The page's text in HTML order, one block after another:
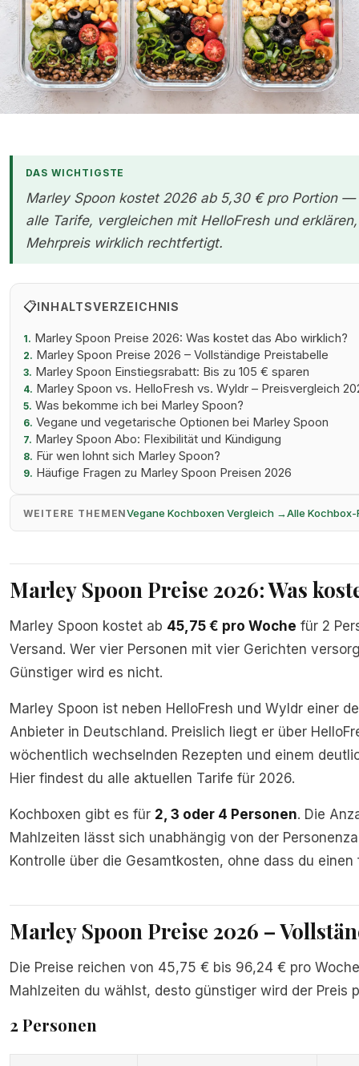
Frisch zubereitetes Gericht auf einem Teller — Marley Spoon
Premium Kochbox Preisvergleich 2026
DAS WICHTIGSTE
Marley Spoon kostet 2026 ab 5,30 € pro Portion —
alle Tarife, vergleichen mit HelloFresh und
Mehrpreis wirklich rechtfertigt.
📋INHALTSVERZEICHNIS
1. Marley Spoon Preise 2026: Was kostet das Abo wirklich?
2. Marley Spoon Preise 2026 – Vollständige Preistabelle
3. Marley Spoon Einstiegsrabatt: Bis zu 105 € sparen
4. Marley Spoon vs. HelloFresh vs. Wyldr – Preisvergleich
5. Was bekomme ich bei Marley Spoon?
6. Vegane und vegetarische Optionen bei Marley Spoon
7. Marley Spoon Abo: Flexibilität und Kündigung
8. Für wen lohnt sich Marley Spoon?
9. Häufige Fragen zu Marley Spoon Preisen 2026
WEITERE THEMENVegane Kochboxen Vergleich →Alle
Marley Spoon Preise 2026: Was
Marley Spoon kostet ab 45,75 € pro Woche für 2
Versand. Wer vier Personen mit vier Gerichten
Günstiger wird es nicht.
Marley Spoon ist neben HelloFresh und Wyldr einer
Anbieter in Deutschland. Preislich liegt er über
wöchentlich wechselnden Rezepten und einem
Hier findest du alle aktuellen Tarife für 2026.
Kochboxen gibt es für 2, 3 oder 4 Personen. Die
Mahlzeiten lässt sich unabhängig von der
Kontrolle über die Gesamtkosten, ohne dass du
Marley Spoon Preise 2026 –
Die Preise reichen von 45,75 € bis 96,24 € pro
Mahlzeiten du wählst, desto günstiger wird der Preis
2 Personen